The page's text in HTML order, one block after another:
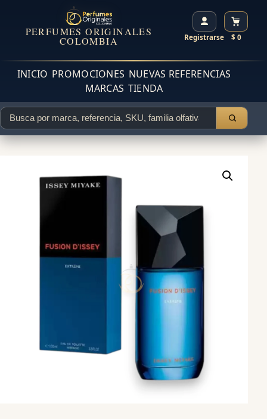
PERFUMES ORIGINALES
COLOMBIA Registrarse $ 0
INICIO PROMOCIONES NUEVAS REFERENCIAS
MARCAS TIENDA